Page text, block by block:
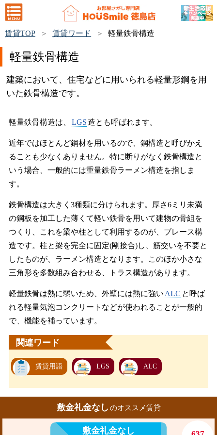
賃貸TOP 賃貸ワード 軽量鉄骨構造
軽量鉄骨構造
建築において、住宅などに用いられる軽量形鋼を用
いた鉄骨構造です。
軽量鉄骨構造は、 LGS造とも呼ばれます。
近年ではほとんど鋼材を用いるので、鋼構造と呼びかえ
ることも少なくありません。特に断りがなく鉄骨構造と
いう場合、一般的には重量鉄骨ラーメン構造を指しま
す。
鉄骨構造は大きく3種類に分けられます。厚さ6ミリ未満
の鋼板を加工した薄くて軽い鉄骨を用いて建物の骨組を
つくり、これを梁や柱として利用するのが、ブレース構
造です。柱と梁を完全に固定(剛接合)し、筋交いを不要と
したものが、ラーメン構造となります。このほか小さな
三角形を多数組み合わせる、トラス構造があります。
軽量鉄骨は熱に弱いため、外壁には熱に強い ALC と呼ば
れる軽量気泡コンクリートなどが使われることが一般的
で、機能を補っています。
関連ワード
賃貸用語 LGS ALC
敷金礼金なし のオススメ賃貸
敷金礼金なし